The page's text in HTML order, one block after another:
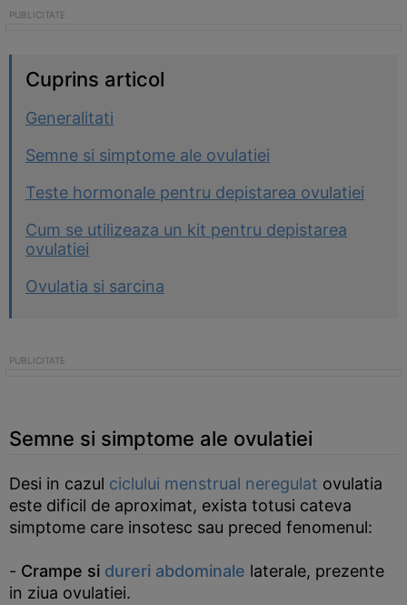
Cuprins articol
Generalitati
Semne si simptome ale ovulatiei
Teste hormonale pentru depistarea ovulatiei
Cum se utilizeaza un kit pentru depistarea
ovulatiei
Ovulatia si sarcina
Semne si simptome ale ovulatiei
Desi in cazul ciclului menstrual neregulat ovulatia
este dificil de aproximat, exista totusi cateva
simptome care insotesc sau preced fenomenul:
- Crampe si dureri abdominale laterale, prezente
in ziua ovulatiei.